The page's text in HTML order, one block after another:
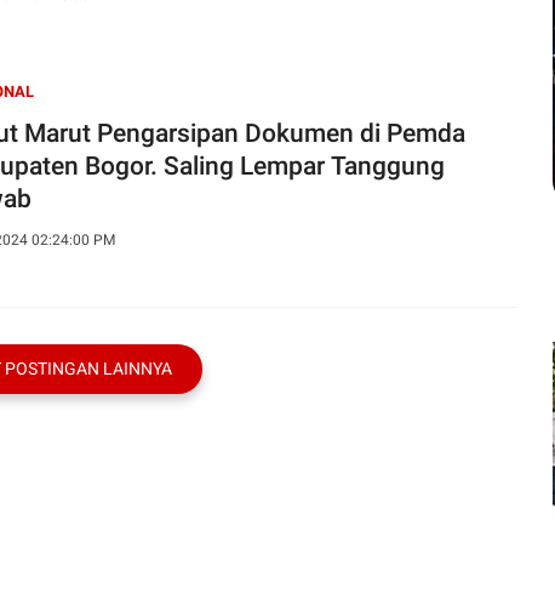
Marut Pengarsipan Dokumen di Pemda
Bogor. Saling Lempar Tanggung
02:24:00 PM
POSTINGAN LAINNYA